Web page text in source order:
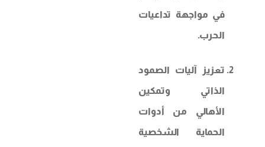
في مواجهة تداعيات
الحرب.
تعزيز آليات الصمود
الذاتي وتمكين
الأهالي من أدوات
الحماية الشخصية